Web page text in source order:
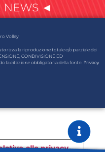
NEWS ◄
Volley
la riproduzione totale e/o parziale dei
CONDIVISIONE ED
la citazione obbligatoria della fonte. Privacy
alla privacy